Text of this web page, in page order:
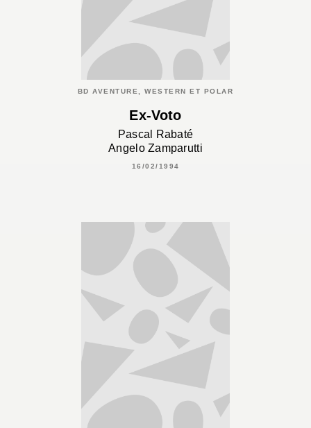
BD AVENTURE, WESTERN ET POLAR
Ex-Voto
Pascal Rabaté
Angelo Zamparutti
16/02/1994